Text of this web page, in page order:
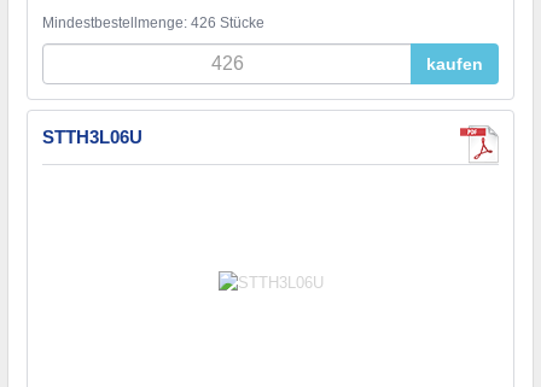
Mindestbestellmenge: 426 Stücke
kaufen
STTH3L06U